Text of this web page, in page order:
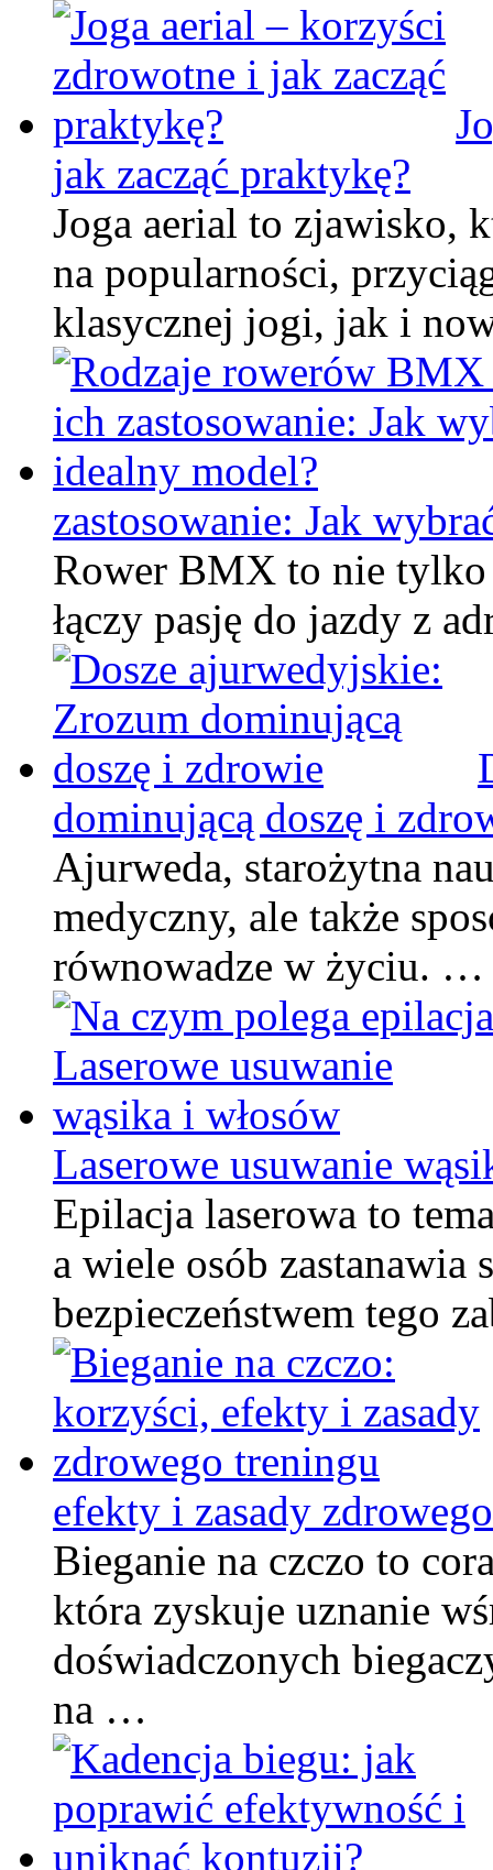
jak zacząć praktykę?
Joga aerial to zjawisko,
na popularności,
klasycznej jogi, jak i
zastosowanie: Jak
Rower BMX to nie
łączy pasję do jazdy z
dominującą doszę i
Ajurweda, starożytna
medyczny, ale także
równowadze w życiu. …
Laserowe usuwanie
Epilacja laserowa to
a wiele osób zastanawia
bezpieczeństwem tego
efekty i zasady
Bieganie na czczo to
która zyskuje uznanie
doświadczonych
na …